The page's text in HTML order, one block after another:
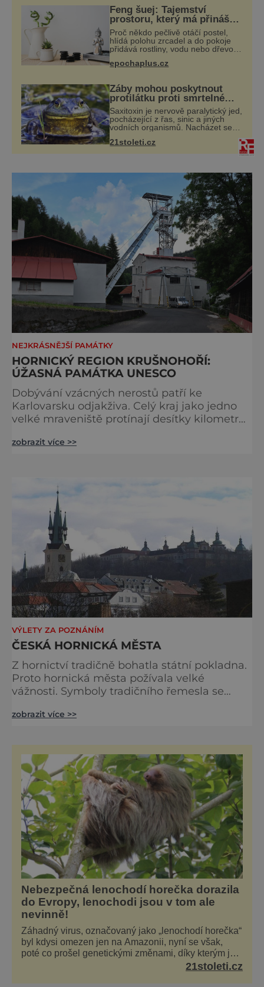
místním letišti je totiž možné zarezervovat si
akrobatický let. Pro ty, co mají pro strach
uděláno
Feng šuej: Tajemství
prostoru, který má přinášet
štěstí
Proč někdo pečlivě otáčí postel,
hlídá polohu zrcadel a do pokoje
přidává rostliny, vodu nebo dřevo?
soubor zdí a nábytku. Je to prostor,
epochaplus.cz
Žáby mohou poskytnout
protilátku proti smrtelné
otravě měkkýši
Saxitoxin je nervově paralytický jed,
pocházející z řas, sinic a jiných
vodních organismů. Nacházet se
konzumovaných mlžích, jako jsou
21stoleti.cz
NEJKRÁSNĚJŠÍ PAMÁTKY
HORNICKÝ REGION KRUŠNOHOŘÍ:
ÚŽASNÁ PAMÁTKA UNESCO
Dobývání vzácných nerostů patří ke
Karlovarsku odjakživa. Celý kraj jako jedno
velké mraveniště protínají desítky kilometrů
štolami a šachtami, na něž na povrchu
kombinace panenské přírody a osm století
hornictví daly vzniknout typickému rázu
Hornické kulturní krajiny Krušnohoří/Erzgebi
zobrazit více >>
VÝLETY ZA POZNÁNÍM
ČESKÁ HORNICKÁ MĚSTA
Z hornictví tradičně bohatla státní pokladna.
Proto hornická města požívala velké
vážnosti. Symboly tradičního řemesla se
mají podobu? Příbram: Málem na ni
středočeská Příbram. Přitom nejstarší
písemná zpráva o místní huti a dolech
pochází dokonce už z roku 1131! Kromě stříbra
se
zobrazit více >>
Nebezpečná lenochodí horečka dorazila
do Evropy, lenochodi jsou v tom ale
nevinně!
Záhadný virus, označovaný jako „lenochodí horečka“
byl kdysi omezen jen na Amazonii, nyní se však,
poté co prošel genetickými změnami, díky kterým je
silnější, šíří po celé Americe a první případy se21stoleti.cz